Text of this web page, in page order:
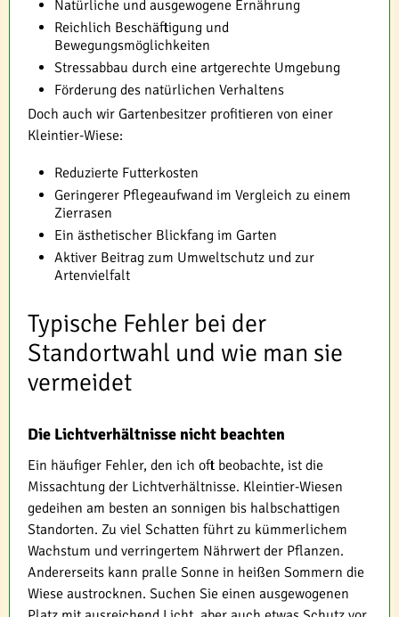
Natürliche und ausgewogene Ernährung
Reichlich Beschäftigung und
Bewegungsmöglichkeiten
Stressabbau durch eine artgerechte Umgebung
Förderung des natürlichen Verhaltens
Doch auch wir Gartenbesitzer profitieren von einer
Kleintier-Wiese:
Reduzierte Futterkosten
Geringerer Pflegeaufwand im Vergleich zu einem
Zierrasen
Ein ästhetischer Blickfang im Garten
Aktiver Beitrag zum Umweltschutz und zur
Artenvielfalt
Typische Fehler bei der
Standortwahl und wie man sie
vermeidet
Die Lichtverhältnisse nicht beachten
Ein häufiger Fehler, den ich oft beobachte, ist die
Missachtung der Lichtverhältnisse. Kleintier-Wiesen
gedeihen am besten an sonnigen bis halbschattigen
Standorten. Zu viel Schatten führt zu kümmerlichem
Wachstum und verringertem Nährwert der Pflanzen.
Andererseits kann pralle Sonne in heißen Sommern die
Wiese austrocknen. Suchen Sie einen ausgewogenen